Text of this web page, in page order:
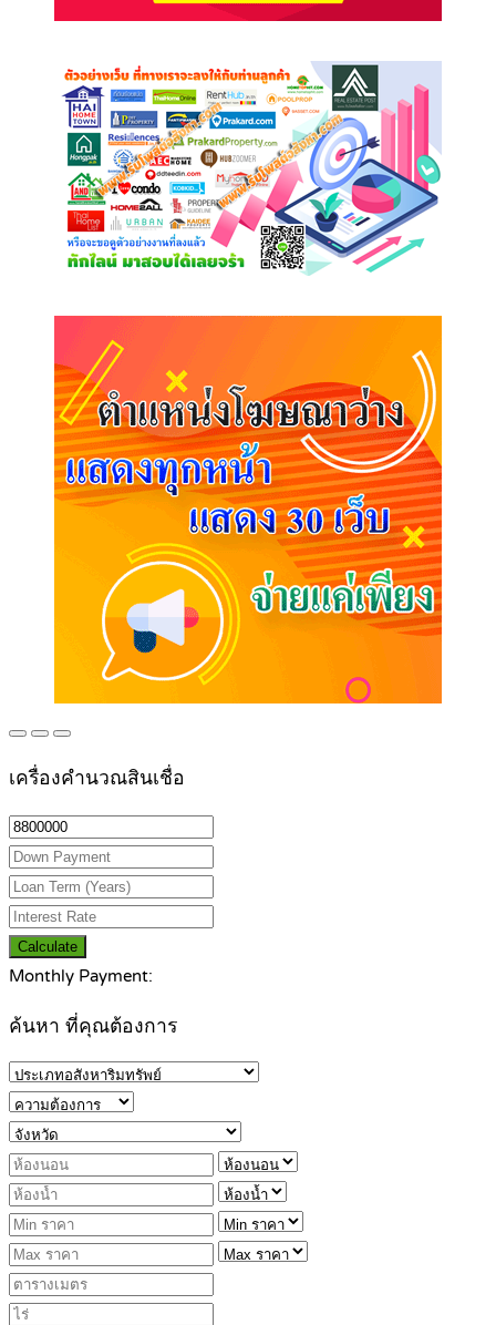
เครื่องคำนวณสินเชื่อ
Calculate
Monthly Payment:
ค้นหา ที่คุณต้องการ